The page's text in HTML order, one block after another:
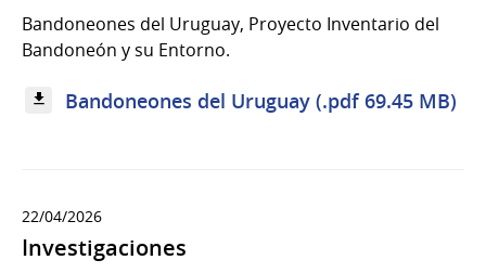
Bandoneones del Uruguay, Proyecto Inventario del
Bandoneón y su Entorno.
Bandoneones del Uruguay (.pdf 69.45 MB)
22/04/2026
Investigaciones